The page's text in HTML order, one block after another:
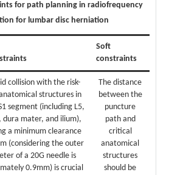
for path planning in radiofrequency
for lumbar disc herniation
Soft
constraints
collision with the risk-
structures in
segment (including L5,
dura mater, and ilium),
a minimum clearance
(considering the outer
of a 20G needle is
0.9mm) is crucial
The distance
between the
puncture
path and
critical
anatomical
structures
should be